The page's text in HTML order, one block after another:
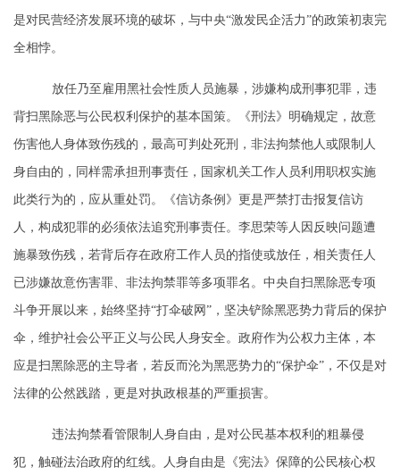
是对民营经济发展环境的破坏，与中央“激发民企活力”的政策初衷完
全相悖。
放任乃至雇用黑社会性质人员施暴，涉嫌构成刑事犯罪，违
背扫黑除恶与公民权利保护的基本国策。《刑法》明确规定，故意
伤害他人身体致伤残的，最高可判处死刑，非法拘禁他人或限制人
身自由的，同样需承担刑事责任，国家机关工作人员利用职权实施
此类行为的，应从重处罚。《信访条例》更是严禁打击报复信访
人，构成犯罪的必须依法追究刑事责任。李思荣等人因反映问题遭
施暴致伤残，若背后存在政府工作人员的指使或放任，相关责任人
已涉嫌故意伤害罪、非法拘禁罪等多项罪名。中央自扫黑除恶专项
斗争开展以来，始终坚持“打伞破网”，坚决铲除黑恶势力背后的保护
伞，维护社会公平正义与公民人身安全。政府作为公权力主体，本
应是扫黑除恶的主导者，若反而沦为黑恶势力的“保护伞”，不仅是对
法律的公然践踏，更是对执政根基的严重损害。
违法拘禁看管限制人身自由，是对公民基本权利的粗暴侵
犯，触碰法治政府的红线。人身自由是《宪法》保障的公民核心权